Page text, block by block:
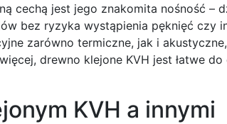
cechą jest jego znakomita nośność –
bez ryzyka wystąpienia pęknięć czy
zarówno termiczne, jak i
drewno klejone KVH jest łatwe
KVH a innymi